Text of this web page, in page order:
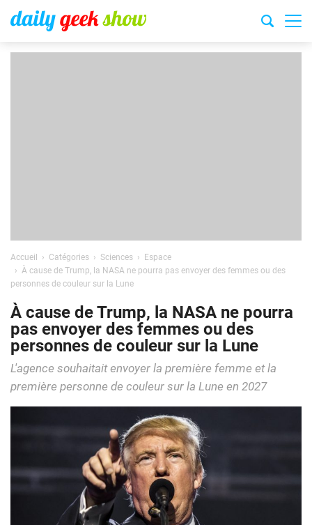
Accueil Catégories Sciences
Espace
À cause de Trump, la NASA ne pourra pas envoyer des femmes ou des
personnes de couleur sur la Lune
À cause de Trump, la NASA ne pourra
pas envoyer des femmes ou des
personnes de couleur sur la Lune
L'agence souhaitait envoyer la première femme et la
première personne de couleur sur la Lune en 2027